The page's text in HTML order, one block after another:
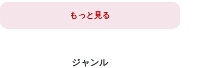
もっと見る
ジャンル